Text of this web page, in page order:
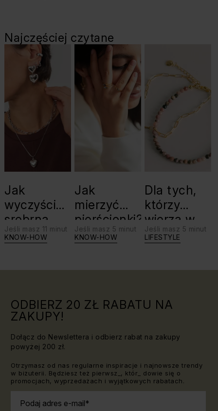
Najczęściej czytane
Jak
wyczyścić
srebrną
biżuterię?
Jeśli masz 11 minut
KNOW-HOW
Jak
mierzyć
pierścionki?
Jeśli masz 5 minut
KNOW-HOW
Dla tych,
którzy
wierzą w
swoje siły:
Jeśli masz 5 minut
LIFESTYLE
ODBIERZ 20 ZŁ RABATU NA
ZAKUPY!
Dołącz do Newslettera i odbierz rabat na zakupy
powyżej 200 zł.
Otrzymasz od nas regularne inspiracje i najnowsze trendy
w biżuterii. Będziesz też pierwsz_, któr_ dowie się o
promocjach, wyprzedażach i wyjątkowych rabatach.
Podaj adres e-mail